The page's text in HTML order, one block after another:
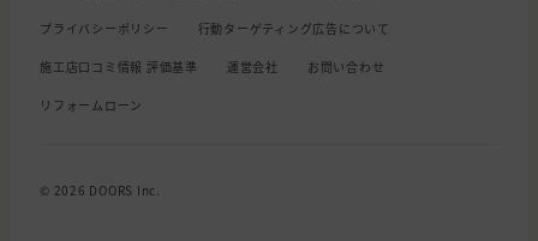
プライバシーポリシー 行動ターゲティング広告について
施工店口コミ情報 評価基準 運営会社 お問い合わせ
リフォームローン
© 2026 DOORS Inc.